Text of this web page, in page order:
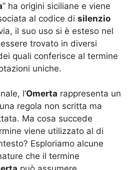
” ha origini siciliane e viene
al codice di silenzio
il suo uso si è esteso nel
trovato in diversi
quali conferisce al termine
uniche.
l’Omerta rappresenta un
regola non scritta ma
Ma cosa succede
viene utilizzato al di
Esploriamo alcune
che il termine